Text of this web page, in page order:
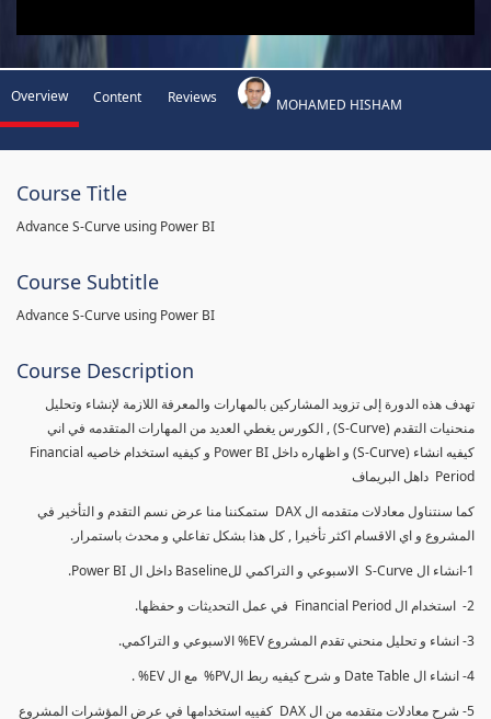
Overview Content Reviews MOHAMED HISHAM
Course Title
Advance S-Curve using Power BI
Course Subtitle
Advance S-Curve using Power BI
Course Description
تهدف هذه الدورة إلى تزويد المشاركين بالمهارات والمعرفة اللازمة لإنشاء وتحليل
منحنيات التقدم (S-Curve) , الكورس يغطي العديد من المهارات المتقدمه في اني
كيفيه انشاء (S-Curve) و اظهاره داخل Power BI و كيفيه استخدام خاصيه Financial
Period داهل البريماف
كما سنتناول معادلات متقدمه ال DAX ستمكننا منا عرض نسم التقدم و التأخير في
المشروع و اي الاقسام اكثر تأخيرا , كل هذا بشكل تفاعلي و محدث باستمرار.
1-انشاء ال S-Curve الاسبوعي و التراكمي للBaseline داخل ال Power BI.
2- استخدام ال Financial Period في عمل التحديثات و حفظها.
3- انشاء و تحليل منحني تقدم المشروع EV% الاسبوعي و التراكمي.
4- انشاء ال Date Table و شرح كيفيه ربط الPV% مع ال EV% .
5- شرح معادلات متقدمه من ال DAX كفييه استخدامها في عرض المؤشرات المشروع